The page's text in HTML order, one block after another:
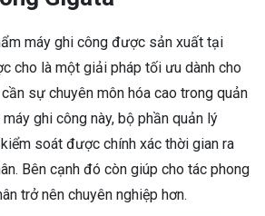
máy ghi công được sản xuất tại
cho là một giải pháp tối ưu dành cho
sự chuyên môn hóa cao trong quản
ghi công này, bộ phần quản lý
soát được chính xác thời gian ra
Bên cạnh đó còn giúp cho tác phong
trở nên chuyên nghiệp hơn.